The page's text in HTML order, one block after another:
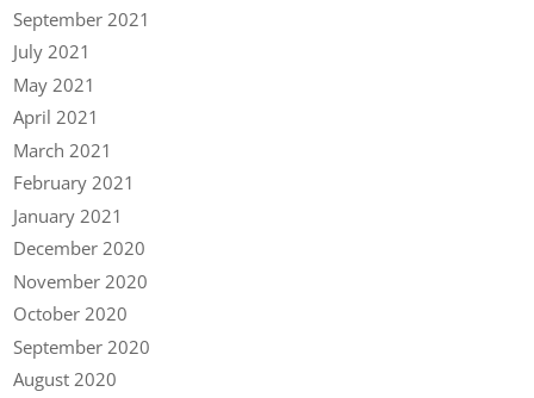
September 2021
July 2021
May 2021
April 2021
March 2021
February 2021
January 2021
December 2020
November 2020
October 2020
September 2020
August 2020